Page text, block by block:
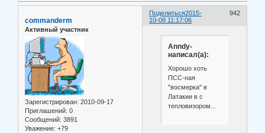
Поделиться 942
2015-
10-08 11:17:06
commanderm
Активный участник
Зарегистрирован: 2010-09-17
Приглашений: 0
Сообщений: 3891
Уважение: +79
Anndy-
написал(а):
Хорошо хоть
ПСС-ная
"восмерка" в
Латакии в с
тепловизором...